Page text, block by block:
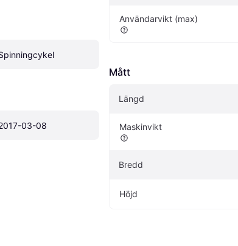
03-08
Användarvikt (max)
Mått
Längd
Maskinvikt
Bredd
Höjd